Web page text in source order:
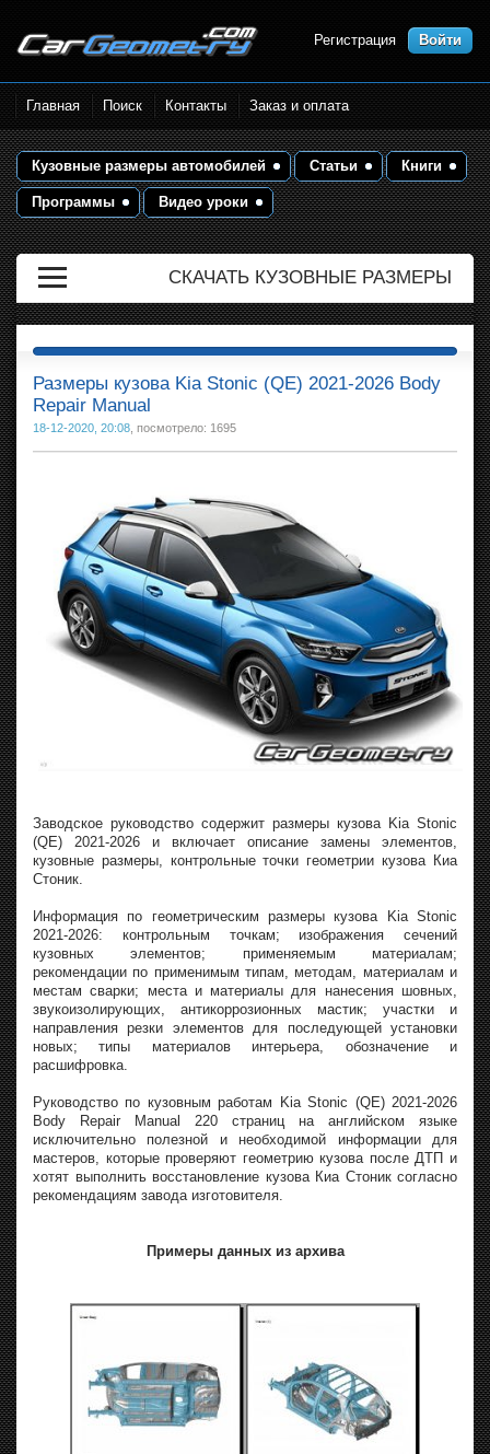
Размеры кузова автомобилей.
Контрольные точки и кузовные
размеры. Геометрия кузова
Регистрация Войти
Главная Поиск Контакты Заказ и оплата
Кузовные размеры автомобилей Статьи Книги
Программы Видео уроки
СКАЧАТЬ КУЗОВНЫЕ РАЗМЕРЫ
Размеры кузова Kia Stonic (QE) 2021-2026 Body
Repair Manual
18-12-2020, 20:08 , посмотрело: 1695
Заводское руководство содержит размеры кузова Kia Stonic
(QE) 2021-2026 и включает описание замены элементов,
кузовные размеры, контрольные точки геометрии кузова Киа
Стоник.
Информация по геометрическим размеры кузова Kia Stonic
2021-2026: контрольным точкам; изображения сечений
кузовных элементов; применяемым материалам;
рекомендации по применимым типам, методам, материалам и
местам сварки; места и материалы для нанесения шовных,
звукоизолирующих, антикоррозионных мастик; участки и
направления резки элементов для последующей установки
новых; типы материалов интерьера, обозначение и
расшифровка.
Руководство по кузовным работам Kia Stonic (QE) 2021-2026
Body Repair Manual 220 страниц на английском языке
исключительно полезной и необходимой информации для
мастеров, которые проверяют геометрию кузова после ДТП и
хотят выполнить восстановление кузова Киа Стоник согласно
рекомендациям завода изготовителя.
Примеры данных из архива